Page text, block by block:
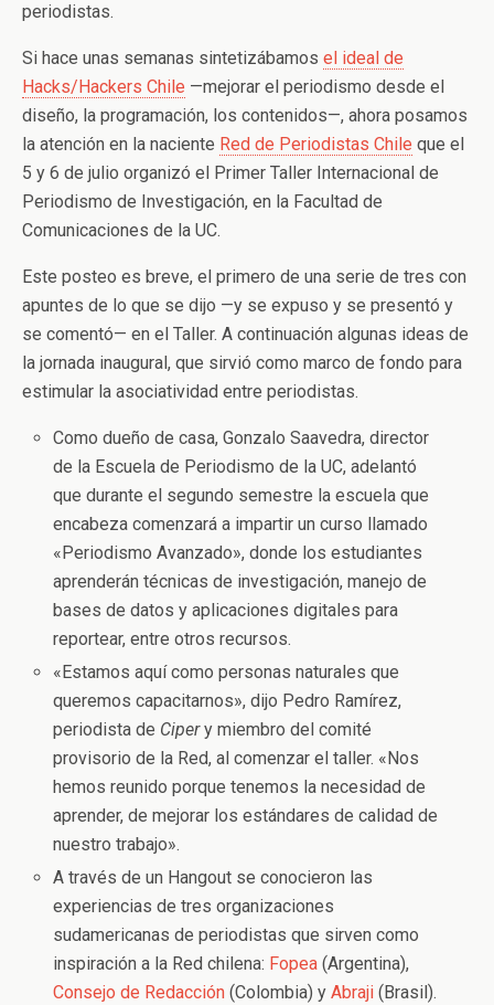
periodistas.
Si hace unas semanas sintetizábamos el ideal de
Hacks/Hackers Chile —mejorar el periodismo desde el
diseño, la programación, los contenidos—, ahora posamos
la atención en la naciente Red de Periodistas Chile que el
5 y 6 de julio organizó el Primer Taller Internacional de
Periodismo de Investigación, en la Facultad de
Comunicaciones de la UC.
Este posteo es breve, el primero de una serie de tres con
apuntes de lo que se dijo —y se expuso y se presentó y
se comentó— en el Taller. A continuación algunas ideas de
la jornada inaugural, que sirvió como marco de fondo para
estimular la asociatividad entre periodistas.
Como dueño de casa, Gonzalo Saavedra, director
de la Escuela de Periodismo de la UC, adelantó
que durante el segundo semestre la escuela que
encabeza comenzará a impartir un curso llamado
«Periodismo Avanzado», donde los estudiantes
aprenderán técnicas de investigación, manejo de
bases de datos y aplicaciones digitales para
reportear, entre otros recursos.
«Estamos aquí como personas naturales que
queremos capacitarnos», dijo Pedro Ramírez,
periodista de Cipery miembro del comité
provisorio de la Red, al comenzar el taller. «Nos
hemos reunido porque tenemos la necesidad de
aprender, de mejorar los estándares de calidad de
nuestro trabajo».
A través de un Hangout se conocieron las
experiencias de tres organizaciones
sudamericanas de periodistas que sirven como
inspiración a la Red chilena: Fopea (Argentina),
Consejo de Redacción (Colombia) yAbraji (Brasil).